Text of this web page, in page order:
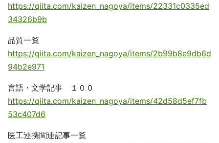
https://qiita.com/kaizen_nagoya/items/22331c0335ed
34326b9b
品質一覧
https://qiita.com/kaizen_nagoya/items/2b99b8e9db6d
94b2e971
言語・文学記事 １００
https://qiita.com/kaizen_nagoya/items/42d58d5ef7fb
53c407d6
医工連携関連記事一覧